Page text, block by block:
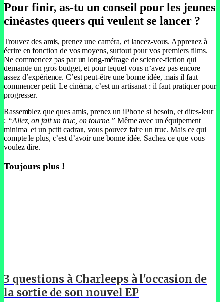
Pour finir, as-tu un conseil pour les jeunes
cinéastes queers qui veulent se lancer ?
Trouvez des amis, prenez une caméra, et lancez-vous. Apprenez à
écrire en fonction de vos moyens, surtout pour vos premiers films.
Ne commencez pas par un long-métrage de science-fiction qui
demande un gros budget, et pour lequel vous n’avez pas encore
assez d’expérience. C’est peut-être une bonne idée, mais il faut
commencer petit. Le cinéma, c’est un artisanat : il faut pratiquer pour
progresser.
Rassemblez quelques amis, prenez un iPhone si besoin, et dites-leur
: “Allez, on fait un truc, on tourne.” Même avec un équipement
minimal et un petit cadran, vous pouvez faire un truc. Mais ce qui
compte le plus, c’est d’avoir une bonne idée. Sachez ce que vous
voulez dire.
Toujours plus !
3 questions à Charleeps à l'occasion de
la sortie de son nouvel EP